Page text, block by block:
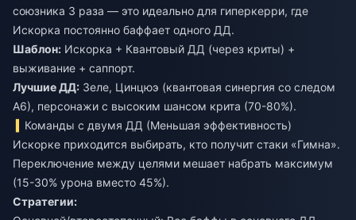
союзника 3 раза — это идеально для гиперкерри, где
Искорка постоянно баффает одного ДД.
Шаблон: Искорка + Квантовый ДД (через криты) +
выживание + саппорт.
Лучшие ДД: Зеле, Цинцюэ (квантовая синергия со следом
А6), персонажи с высоким шансом крита (70-80%).
Команды с двумя ДД (Меньшая эффективность)
Искорке приходится выбирать, кто получит стаки «Гимна».
Переключение между целями мешает набрать максимум
(15-30% урона вместо 45%).
Стратегии: